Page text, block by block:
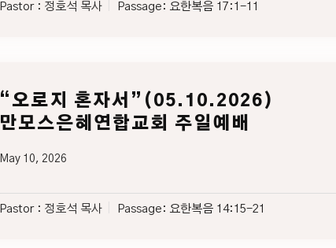
Pastor : 정호석 목사 Passage: 요한복음 17:1-11
“오로지 혼자서”(05.10.2026)
만모스은혜연합교회 주일예배
May 10, 2026
Pastor : 정호석 목사 Passage: 요한복음 14:15-21